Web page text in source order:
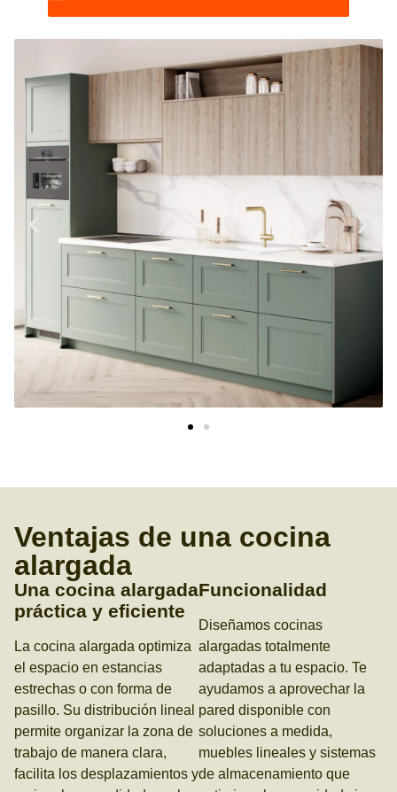
Ventajas de una cocina
alargada
Una cocina alargada
práctica y eficiente
La cocina alargada optimiza
el espacio en estancias
estrechas o con forma de
pasillo. Su distribución lineal
permite organizar la zona de
trabajo de manera clara,
facilita los desplazamientos y
Funcionalidad
Diseñamos cocinas
alargadas totalmente
adaptadas a tu espacio. Te
ayudamos a aprovechar la
pared disponible con
soluciones a medida,
muebles lineales y sistemas
de almacenamiento que